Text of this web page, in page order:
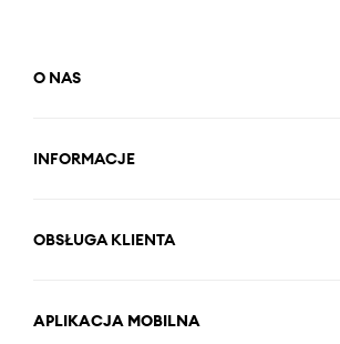
O NAS
INFORMACJE
OBSŁUGA KLIENTA
APLIKACJA MOBILNA